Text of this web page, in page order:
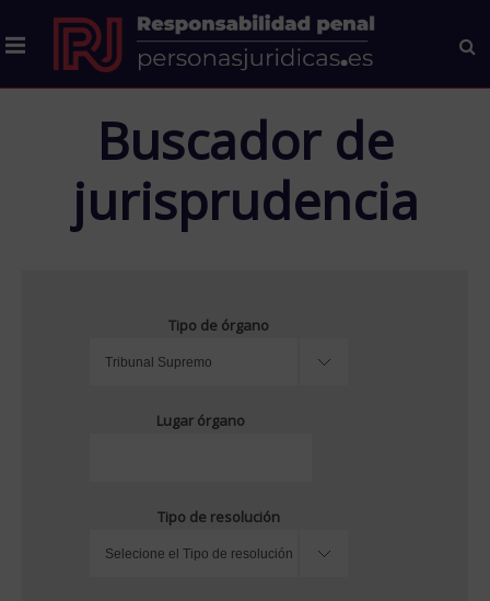
Buscador de
jurisprudencia
Tipo de órgano
Lugar órgano
Tipo de resolución